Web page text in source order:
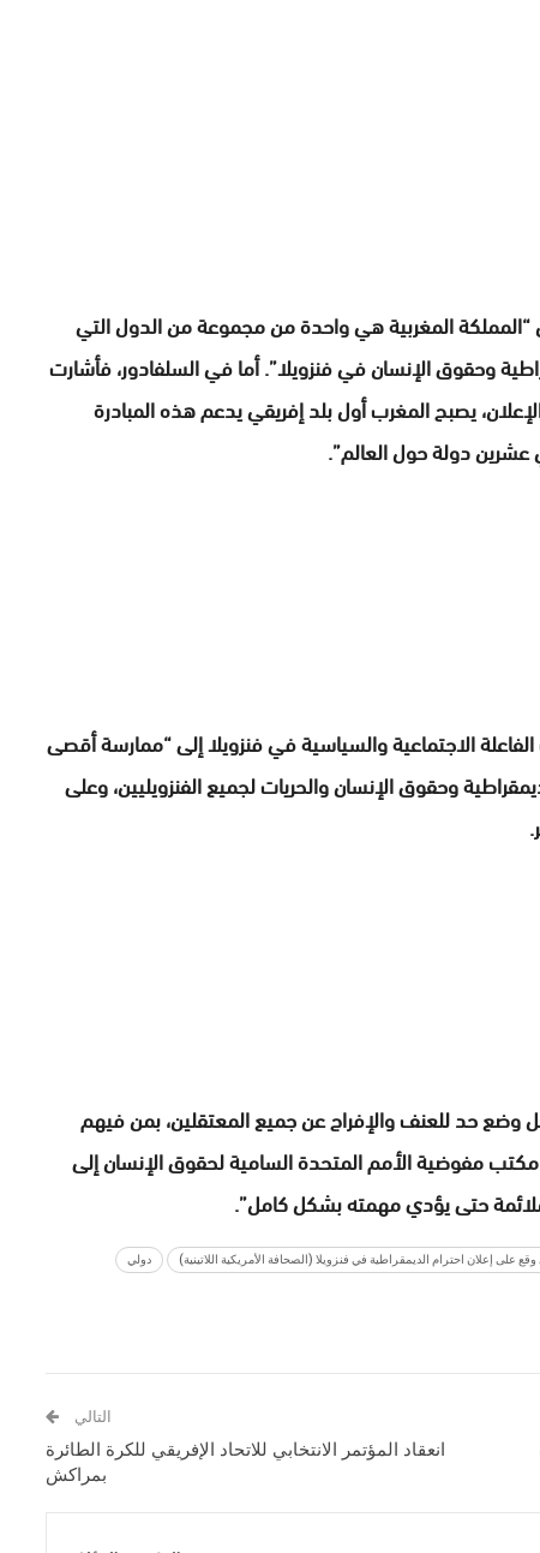
المغربية هي واحدة من مجموعة من الدول التي
وحقوق الإنسان في فنزويلا”. أما في السلفادور، فأشارت
يصبح المغرب أول بلد إفريقي يدعم هذه المبادرة
عشرين دولة حول العالم”.
الاجتماعية والسياسية في فنزويلا إلى “ممارسة أقصى
وحقوق الإنسان والحريات لجميع الفنزويليين، وعلى
وضع حد للعنف والإفراج عن جميع المعتقلين، بمن فيهم
مفوضية الأمم المتحدة السامية لحقوق الإنسان إلى
حتى يؤدي مهمته بشكل كامل”.
وقع على إعلان احترام الديمقراطية في فنزويلا (الصحافة الأمريكية اللاتينية) دولي
التالي
انعقاد المؤتمر الانتخابي للاتحاد الإفريقي للكرة الطائرة
بمراكش